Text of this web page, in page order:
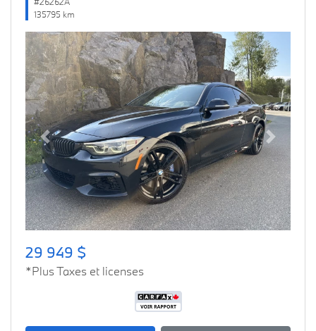
135795 km
Previous Next
29 949 $
*Plus Taxes et licenses